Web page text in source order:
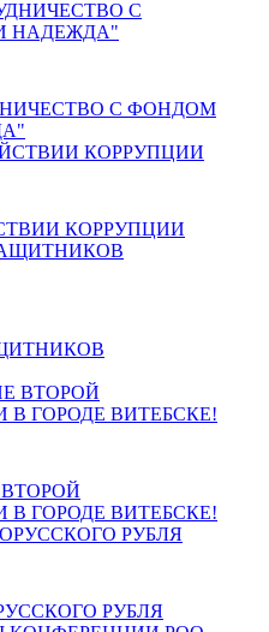
С ФОНДОМ
КОРРУПЦИИ
ГОРОДЕ ВИТЕБСКЕ!
РУБЛЯ